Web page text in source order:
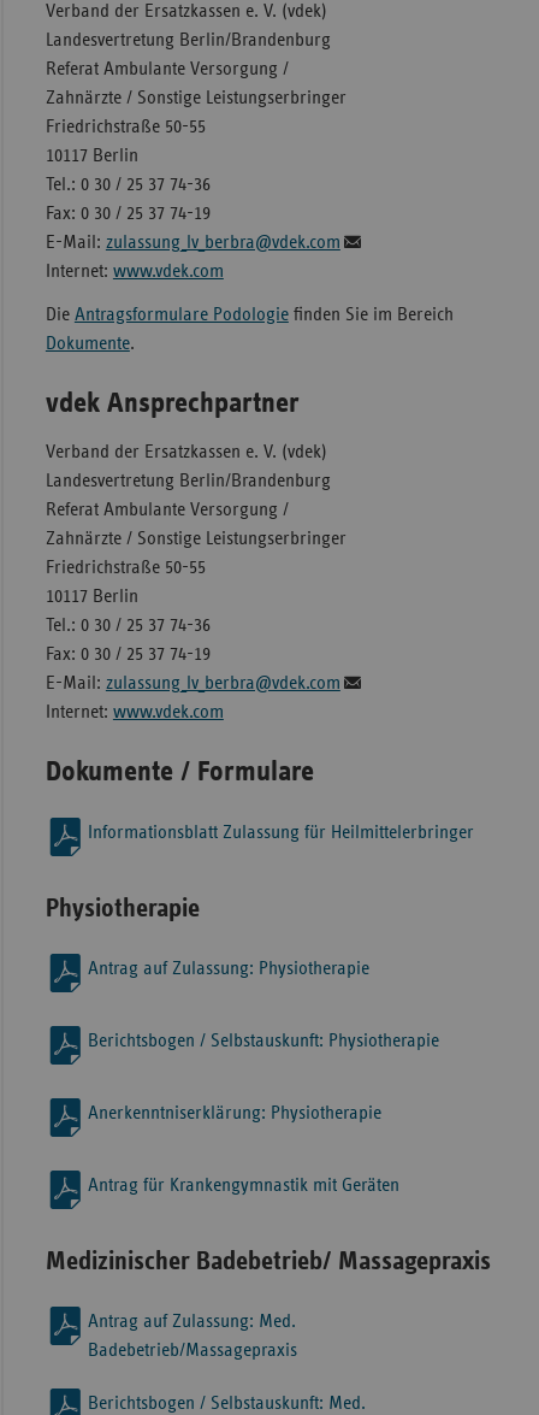
Verband der Ersatzkassen e. V. (vdek)
Landesvertretung Berlin/Brandenburg
Referat Ambulante Versorgung /
Zahnärzte / Sonstige Leistungserbringer
Friedrichstraße 50-55
10117 Berlin
Tel.: 0 30 / 25 37 74-36
Fax: 0 30 / 25 37 74-19
E-Mail: zulassung_lv_berbra@vdek.com
Internet: www.vdek.com
Die Antragsformulare Podologiefinden Sie im Bereich
Dokumente.
vdek Ansprechpartner
Verband der Ersatzkassen e. V. (vdek)
Landesvertretung Berlin/Brandenburg
Referat Ambulante Versorgung /
Zahnärzte / Sonstige Leistungserbringer
Friedrichstraße 50-55
10117 Berlin
Tel.: 0 30 / 25 37 74-36
Fax: 0 30 / 25 37 74-19
E-Mail: zulassung_lv_berbra@vdek.com
Internet: www.vdek.com
Dokumente / Formulare
Informationsblatt Zulassung für Heilmittelerbringer
Physiotherapie
Antrag auf Zulassung: Physiotherapie
Berichtsbogen / Selbstauskunft: Physiotherapie
Anerkenntniserklärung: Physiotherapie
Antrag für Krankengymnastik mit Geräten
Medizinischer Badebetrieb/ Massagepraxis
Antrag auf Zulassung: Med.
Badebetrieb/Massagepraxis
Berichtsbogen / Selbstauskunft: Med.